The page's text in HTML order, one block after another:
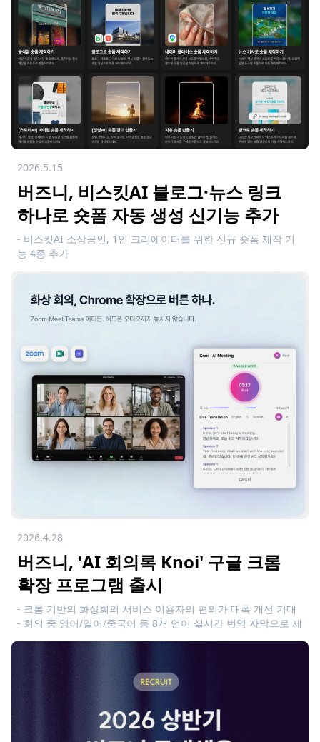
2026.5.15
버즈니, 비스킷AI 블로그·뉴스 링크
하나로 숏폼 자동 생성 신기능 추가
- 비스킷AI 소상공인, 1인 크리에이터를 위한 신규 숏폼 제작 기
능 4종 추가
2026.4.28
버즈니, 'AI 회의록 Knoi' 구글 크롬
확장 프로그램 출시
- 크롬 기반의 화상회의 서비스 이용자의 편의가 대폭 개선 기대
- 회의 중 영어/일어/중국어 등 8개 언어 실시간 번역 자막으로 제